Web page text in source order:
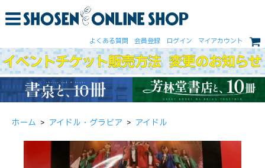
よくある質問 会員登録 ログイン マイアカウント
ホーム > アイドル・グラビア > アイドル